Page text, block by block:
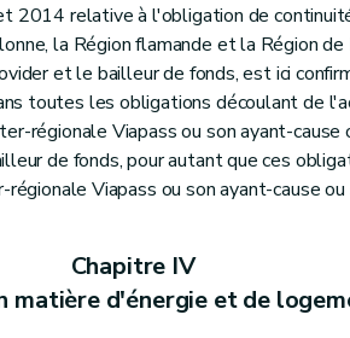
2014 relative à l'obligation de
la Région flamande et la Région
et le bailleur de fonds, est ici
toutes les obligations découlant de
régionale Viapass ou son ayant-cause
de fonds, pour autant que ces
Viapass ou son ayant-cause ou
Chapitre IV
matière d'énergie et de